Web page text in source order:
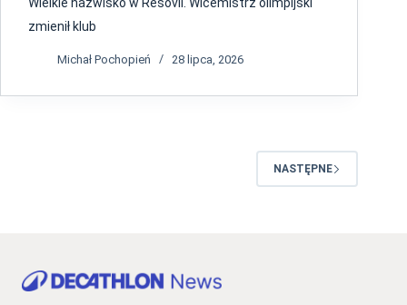
zmienił klub
Michał Pochopień 28 lipca, 2026
NASTĘPNE